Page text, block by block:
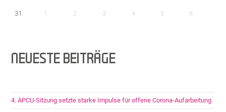
31 1 2 3 4 5 6
NEUESTE BEITRÄGE
4. APCU-Sitzung setzte starke Impulse für offene Corona-Aufarbeitung